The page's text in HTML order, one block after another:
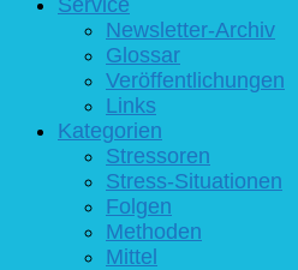
Newsletter-Archiv
Glossar
Veröffentlichungen
Links
Kategorien
Stressoren
Stress-Situationen
Folgen
Methoden
Mittel